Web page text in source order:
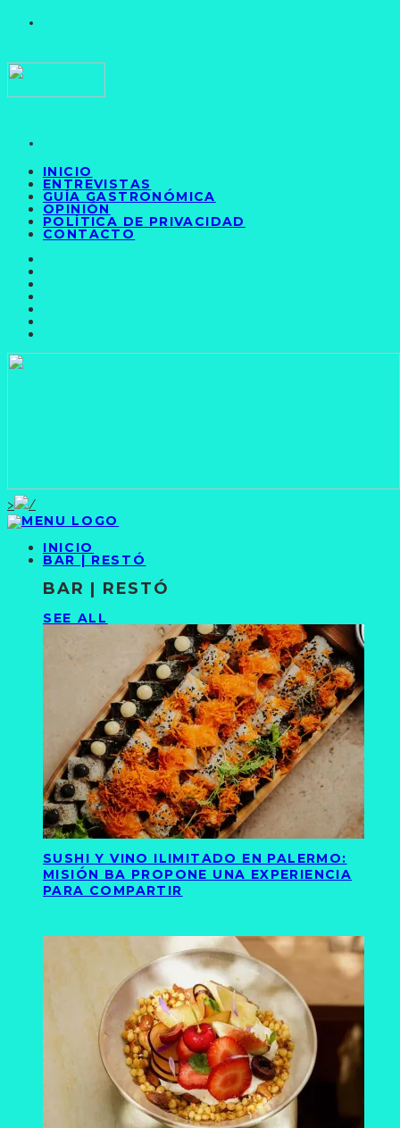
INICIO
ENTREVISTAS
GUÍA GASTRONÓMICA
OPINIÓN
POLÍTICA DE PRIVACIDAD
CONTACTO
>
INICIO
BAR | RESTÓ
BAR | RESTÓ
SEE ALL
SUSHI Y VINO ILIMITADO EN PALERMO:
MISIÓN BA PROPONE UNA EXPERIENCIA
PARA COMPARTIR